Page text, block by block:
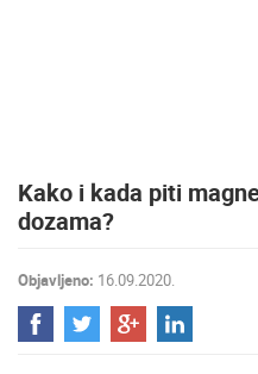
WEB
KAMERE
USE
PRIVACY
POLICY
Kako i kada piti
dozama?
Objavljeno: 16.09.2020.